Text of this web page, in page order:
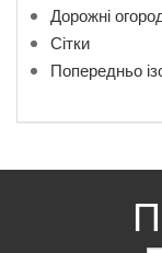
Дорожні
Сітки
Попередньо